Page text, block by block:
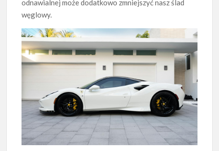
odnawialnej może dodatkowo zmniejszyć nasz ślad
węglowy.